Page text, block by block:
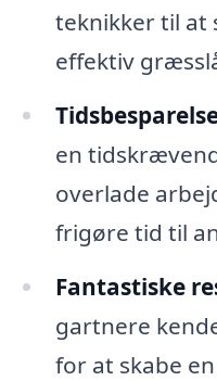
teknikker til at
effektiv
en
overlade
frigøre tid til
Fantastiske
gartnere
for at skabe